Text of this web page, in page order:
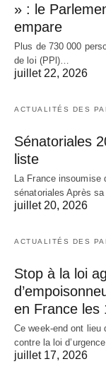
» : le
empare
Plus de 730 000
de loi (PPl)…
juillet 22, 2026
ACTUALITÉS DES
Sénatoriales
liste
La France insoumise
sénatoriales Après
juillet 20, 2026
ACTUALITÉS DES
Stop à la loi
en France les
Ce week-end ont lieu
contre la loi
juillet 17, 2026